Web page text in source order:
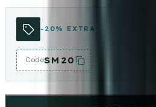
-20% EXTRA
CodeSM20